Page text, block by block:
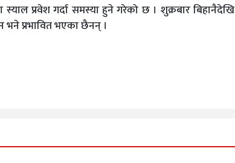
प्रवेश गर्दा समस्या हुने गरेको छ । शुक्रबार बिहानैदेखि
भने प्रभावित भएका छैनन् ।